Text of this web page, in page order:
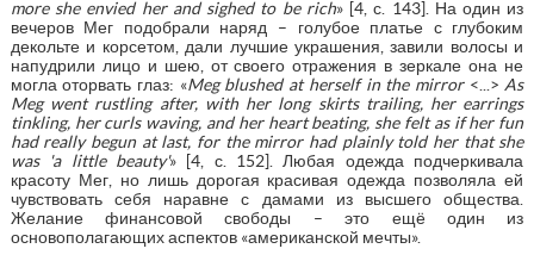
more she envied her and sighed to be rich» [4, с. 143]. На один из
вечеров Мег подобрали наряд – голубое платье с глубоким
декольте и корсетом, дали лучшие украшения, завили волосы и
напудрили лицо и шею, от своего отражения в зеркале она не
могла оторвать глаз: «Meg blushed at herself in the mirror<...> As
Meg went rustling after, with her long skirts trailing, her earrings
tinkling, her curls waving, and her heart beating, she felt as if her fun
had really begun at last, for the mirror had plainly told her that she
was 'a little beauty'» [4, с. 152]. Любая одежда подчеркивала
красоту Мег, но лишь дорогая красивая одежда позволяла ей
чувствовать себя наравне с дамами из высшего общества.
Желание финансовой свободы – это ещё один из
основополагающих аспектов «американской мечты».